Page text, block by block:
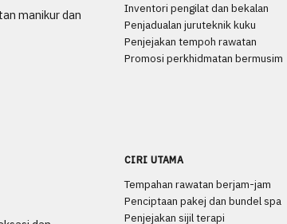
manikur dan
Inventori pengilat dan bekalan
Penjadualan juruteknik kuku
Penjejakan tempoh rawatan
Promosi perkhidmatan bermusim
CIRI UTAMA
Tempahan rawatan berjam-jam
Penciptaan pakej dan bundel spa
Penjejakan sijil terapi